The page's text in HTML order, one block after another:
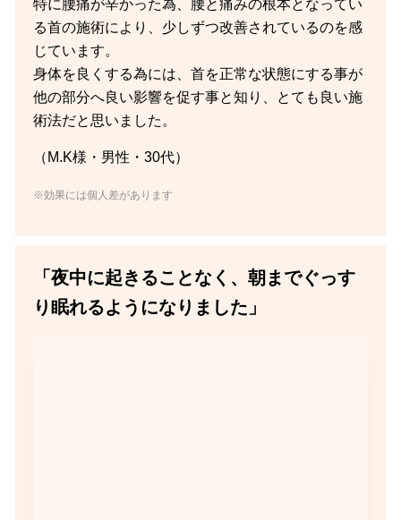
特に腰痛が辛かった為、腰と痛みの根本となってい
る首の施術により、少しずつ改善されているのを感
じています。
身体を良くする為には、首を正常な状態にする事が
他の部分へ良い影響を促す事と知り、とても良い施
術法だと思いました。
（M.K様・男性・30代）
※効果には個人差があります
「夜中に起きることなく、朝までぐっす
り眠れるようになりました」